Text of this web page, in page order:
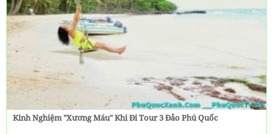
Kinh Nghiệm "Xương Máu" Khi Đi Tour 3 Đảo Phú Quốc